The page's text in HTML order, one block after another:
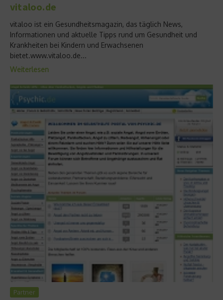
vitaloo.de
vitaloo ist ein Gesundheitsmagazin, das täglich News,
Informationen und aktuelle Tipps rund um Gesundheit und
Krankheiten bei Kindern und Erwachsenen
bietet.www.vitaloo.de...
Weiterlesen
Partner